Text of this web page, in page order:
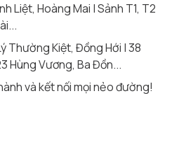
Liệt, Hoàng Mai | Sảnh T1, T2
Thường Kiệt, Đồng Hới | 38
Hùng Vương, Ba Đồn...
và kết nối mọi nẻo đường!